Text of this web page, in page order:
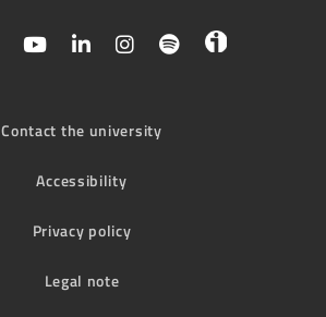
Contact the university
Accessibility
Privacy policy
Legal note